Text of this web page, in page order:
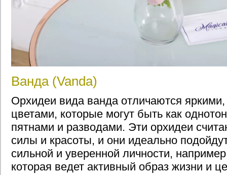
Ванда (Vanda)
Орхидеи вида ванда отличаются
цветами, которые могут быть как
пятнами и разводами. Эти орхидеи
силы и красоты, и они идеально
сильной и уверенной личности,
которая ведет активный образ жизни и